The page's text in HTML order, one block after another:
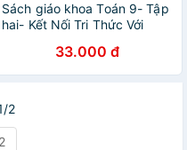
Sách giáo khoa Toán 9- Tập
hai- Kết Nối Tri Thức Với
33.000 đ
2
2